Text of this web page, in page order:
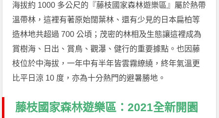
海拔約 1000 多公尺的『藤枝國家森林遊樂區』屬於熱帶
溫帶林，這裡有著原始闊葉林、還有少見的日本扁柏等
造林地共超過 700 公頃；茂密的林相及生態讓這裡成為
賞樹海、日出、賞鳥、觀瀑、健行的重要據點。也因藤
枝位於中海拔，一年中有半年皆雲霧繚繞，終年氣溫更
比平日涼 10 度，亦為十分熱門的避暑勝地。
藤枝國家森林遊樂區：2021全新開園